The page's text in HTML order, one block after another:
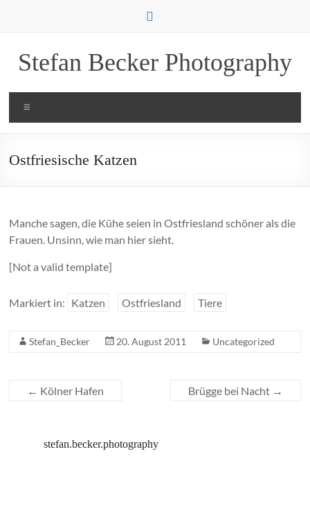
Stefan Becker Photography
Ostfriesische Katzen
Manche sagen, die Kühe seien in Ostfriesland schöner als die
Frauen. Unsinn, wie man hier sieht.
[Not a valid template]
Markiert in: Katzen Ostfriesland Tiere
Stefan_Becker 20. August 2011 Uncategorized
← Kölner Hafen Brügge bei Nacht →
stefan.becker.photography